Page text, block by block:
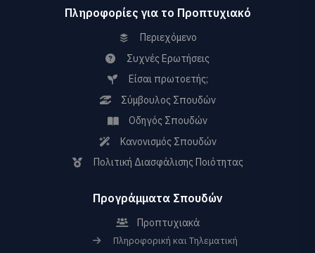
Πληροφορίες για το Προπτυχιακό
Περιεχόμενο
Συχνές Ερωτήσεις
Είσαι πρωτοετής;
Σύμβουλος Σπουδών
Οδηγός Σπουδών
Κανονισμός Σπουδών
Πολιτική Διασφάλισης Ποιότητας
Προγράμματα Σπουδών
Προπτυχιακά
Πληροφορική και Τηλεματική